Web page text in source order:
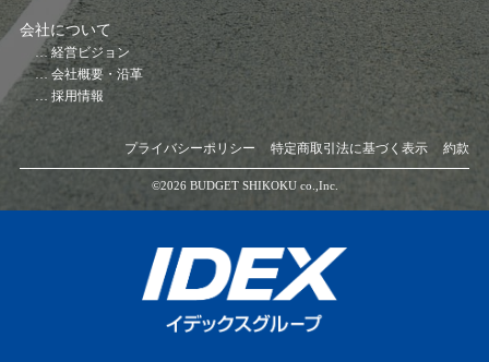
会社について
経営ビジョン
会社概要・沿革
採用情報
プライバシーポリシー 特定商取引法に基づく表示 約款
©️2026 BUDGET SHIKOKU co.,Inc.